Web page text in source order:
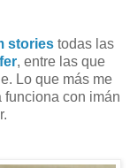
stories todas las
, entre las que
Lo que más me
funciona con imán